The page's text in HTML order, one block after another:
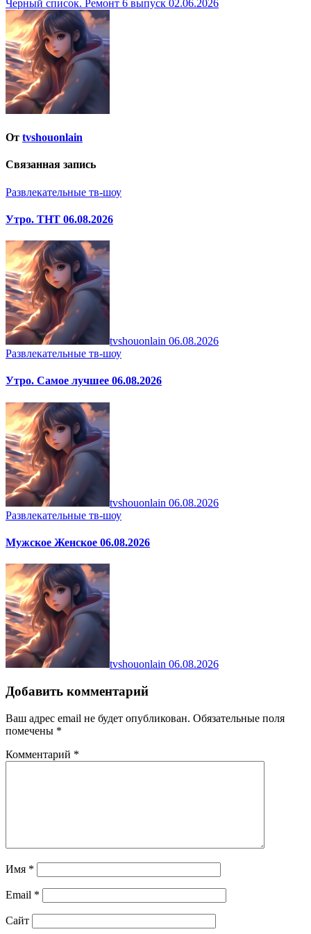
по
записям
Черный список. Ремонт 6 выпуск 02.06.2026
От tvshouonlain
Связанная запись
Развлекательные тв-шоу
Утро. ТНТ 06.08.2026
tvshouonlain 06.08.2026
Развлекательные тв-шоу
Утро. Самое лучшее 06.08.2026
tvshouonlain 06.08.2026
Развлекательные тв-шоу
Мужское Женское 06.08.2026
tvshouonlain 06.08.2026
Добавить комментарий
Ваш адрес email не будет опубликован. Обязательные поля
помечены *
Комментарий *
Имя *
Email *
Сайт